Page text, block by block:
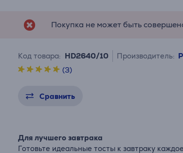
Покупка не может быть
Код товара: HD2640/10 Производитель:
(3)
Сравнить
Для лучшего завтрака
Готовьте идеальные тосты к завтраку